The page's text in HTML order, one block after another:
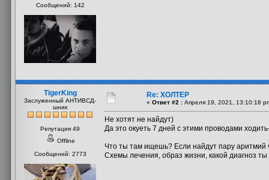
Сообщений: 142
TigerKing
Заслуженный АНТИВСД-
шник
Репутация 49
Offline
Сообщений: 2773
Re: ХОЛТЕР
« Ответ #2 : Апреля 19, 2021, 13:10:18
Не хотят не найдут)
Да это окуеть 7 дней с этими проводами
Что ты там ищешь? Если найдут пару аритмий
Схемы лечения, образ жизни, какой диагноз